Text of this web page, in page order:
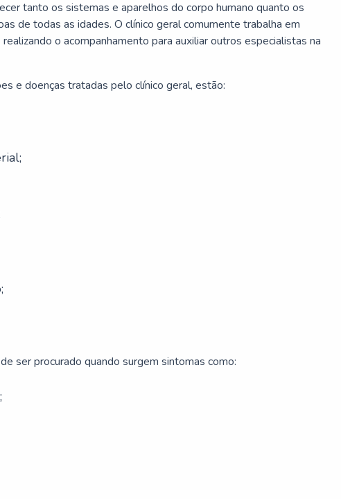
tanto os sistemas e aparelhos do corpo humano quanto os
de todas as idades. O clínico geral comumente trabalha em
o acompanhamento para auxiliar outros especialistas na
e doenças tratadas pelo clínico geral, estão:
ser procurado quando surgem sintomas como: